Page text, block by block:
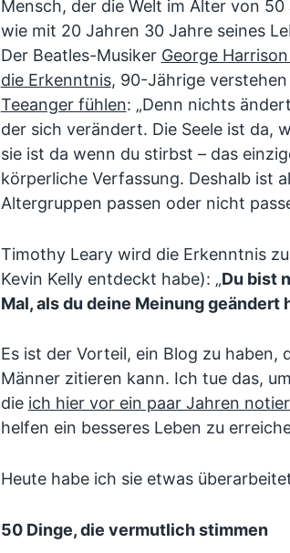
Mensch, der die Welt im Alter von
wie mit 20 Jahren 30 Jahre seines
Der Beatles-Musiker George
die Erkenntnis, 90-Jährige
Teeanger fühlen: „Denn nichts
der sich verändert. Die Seele ist da,
sie ist da wenn du stirbst – das
körperliche Verfassung. Deshalb ist
Altergruppen passen oder nicht
Timothy Leary wird die Erkenntnis
Kevin Kelly entdeckt habe): „Du bist
Mal, als du deine Meinung geändert
Es ist der Vorteil, ein Blog zu haben,
Männer zitieren kann. Ich tue das,
die ich hier vor ein paar Jahren
helfen ein besseres Leben zu
Heute habe ich sie etwas
50 Dinge, die vermutlich stimmen